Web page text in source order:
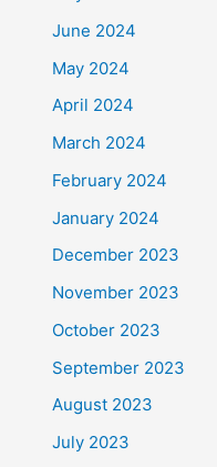
June 2024
May 2024
April 2024
March 2024
February 2024
January 2024
December 2023
November 2023
October 2023
September 2023
August 2023
July 2023